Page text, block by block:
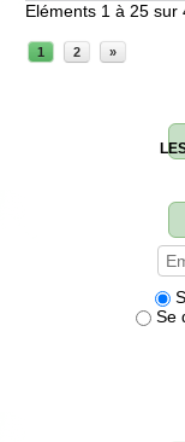
Se
Eléments 1 à 25 sur
1 2 »